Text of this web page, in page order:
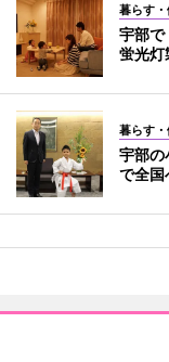
暮らす・
宇部で
蛍光灯
暮らす・
宇部
で全国